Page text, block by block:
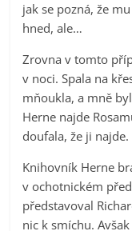
jak se pozná, že
hned, ale…
Zrovna v tomto
v noci. Spala na
mňoukla, a mně
Herne najde
doufala, že ji najde.
Knihovník Herne
v ochotnickém
představoval
nic k smíchu.